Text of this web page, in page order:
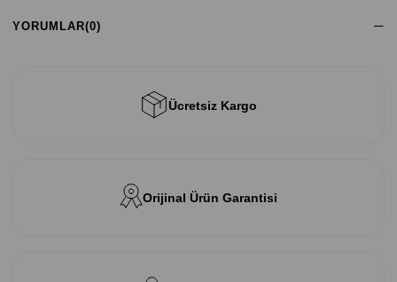
YORUMLAR(0)
Ücretsiz Kargo
Orijinal Ürün Garantisi